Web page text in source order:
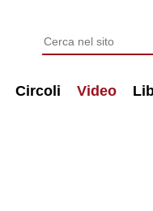
Circoli Video